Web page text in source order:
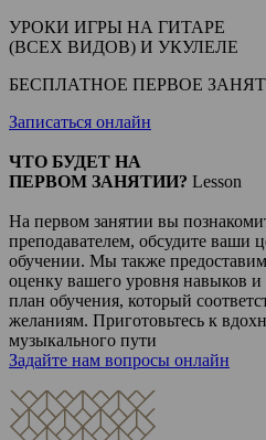
УРОКИ ИГРЫ НА ГИТАРЕ
(ВСЕХ ВИДОВ) И УКУЛЕЛЕ
БЕСПЛАТНОЕ ПЕРВОЕ
Записаться онлайн
ЧТО БУДЕТ НА
ПЕРВОМ ЗАНЯТИИ? Lesson
На первом занятии вы
преподавателем, обсудите ваши
обучении. Мы также
оценку вашего уровня навыков
план обучения, который
желаниям. Приготовьтесь к
музыкального пути
Задайте нам вопросы онлайн